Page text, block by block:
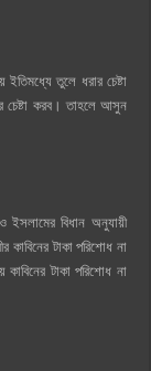
তুলে ধরার চেষ্টা
চেষ্টা করব। তাহলে আসুন
বিধান অনুযায়ী
কাবিনের টাকা পরিশোধ না
টাকা পরিশোধ না